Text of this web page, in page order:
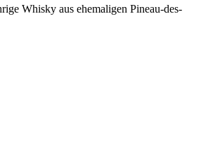
Whisky aus ehemaligen Pineau-des-